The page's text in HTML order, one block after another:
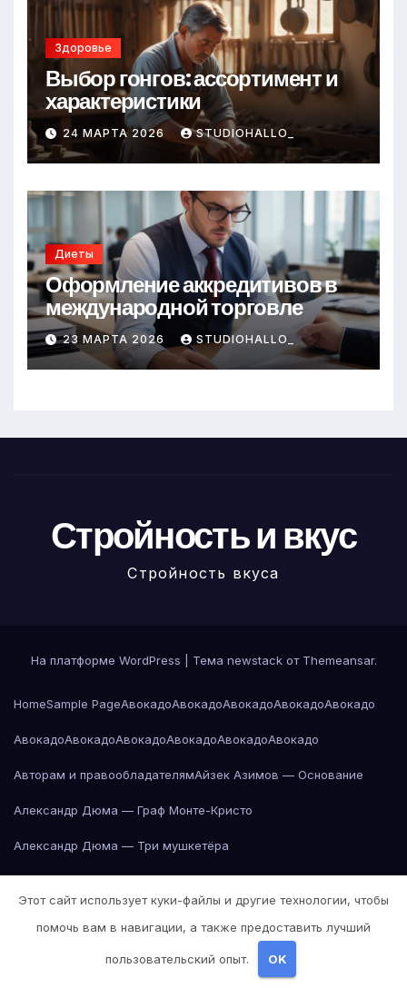
Здоровье
Выбор гонгов: ассортимент и
характеристики
24 МАРТА 2026 STUDIOHALLO_
Диеты
Оформление аккредитивов в
международной торговле
23 МАРТА 2026 STUDIOHALLO_
Стройность и вкус
Стройность вкуса
На платформе WordPress Тема newstack от Themeansar.
HomeSample PageАвокадоАвокадоАвокадоАвокадоАвокадо
АвокадоАвокадоАвокадоАвокадоАвокадоАвокадо
Авторам и правообладателямАйзек Азимов — Основание
Александр Дюма — Граф Монте-Кристо
Александр Дюма — Три мушкетёра
Александр Пушкин — Евгений Онегин
Этот сайт использует куки-файлы и другие технологии, чтобы
помочь вам в навигации, а также предоставить лучший
пользовательский опыт. OK